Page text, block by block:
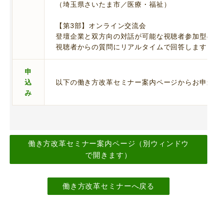
（埼玉県さいたま市／医療・福祉）
【第3部】オンライン交流会
登壇企業と双方向の対話が可能な視聴者参加型の
視聴者からの質問にリアルタイムで回答します。
申
込
み
以下の働き方改革セミナー案内ページからお申込
働き方改革セミナー案内ページ（別ウィンドウ
で開きます）
働き方改革セミナーへ戻る